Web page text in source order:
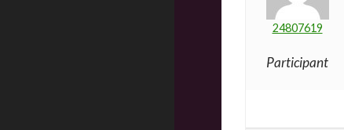
24807619
Participant